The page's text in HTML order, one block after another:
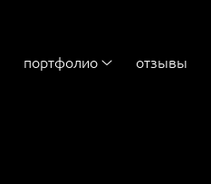
портфолио отзывы